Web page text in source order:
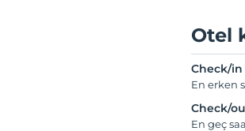
Otel
Check/in
En erken
Check/
En geç